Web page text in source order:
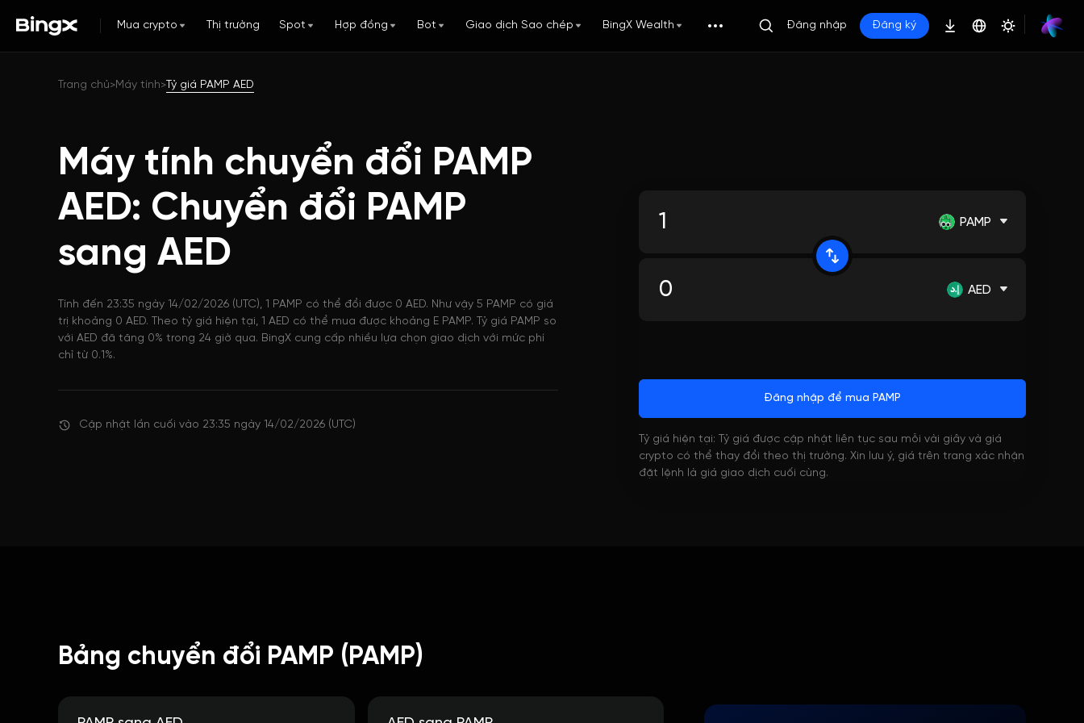
Mua crypto Thị trường Spot Hợp đồng Bot Giao dịch Sao chép BingX Wealth Đăng nhập Đăng ký
Trang chủ>Máy tính> Tỷ giá PAMP AED
Máy tính chuyển đổi PAMP
AED: Chuyển đổi PAMP
sang AED
Tính đến 23:35 ngày 14/02/2026 (UTC), 1 PAMP có thể đổi được 0 AED. Như vậy 5 PAMP có giá
trị khoảng 0 AED. Theo tỷ giá hiện tại, 1 AED có thể mua được khoảng E PAMP. Tỷ giá PAMP so
với AED đã tăng 0% trong 24 giờ qua. BingX cung cấp nhiều lựa chọn giao dịch với mức phí
chỉ từ 0.1%.
Cập nhật lần cuối vào 23:35 ngày 14/02/2026 (UTC)
PAMP
AED
Đăng nhập để mua PAMP
Tỷ giá hiện tại: Tỷ giá được cập nhật liên tục sau mỗi vài giây và giá
crypto có thể thay đổi theo thị trường. Xin lưu ý, giá trên trang xác nhận
đặt lệnh là giá giao dịch cuối cùng.
Bảng chuyển đổi PAMP (PAMP)